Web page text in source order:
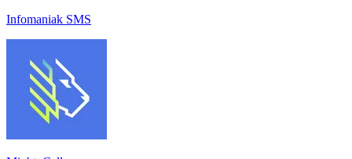
Infomaniak SMS